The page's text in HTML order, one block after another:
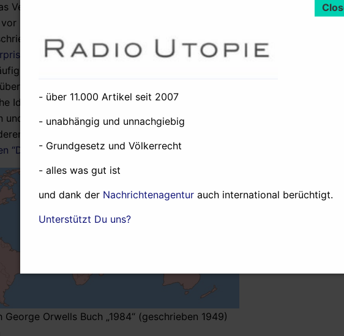
Verschwinden der Staaten selbst ist, seit Beginn der „Globalisierung“
bald 25 Jahren. Ein Vordenker dieses Neoimperialismus und
nach dem Zusammenbruch des konkurrierenden Imperiums
Institute” die bis heute quer durch die Nomenklatura geläufige
als “Kampf der Kulturen” zitiert. Später präzisierte Huntington diese
den gezielt auf die Demokratien in Europa angesetzten Ableger
Ideologie im Buch “The Clash of Civilizations and the Remaking of World
die Neuauflage der Weltordnung”). Samuel P. Huntington beschwor
Ersatz durch Blöcke von “Zivilisationen”, bzw “Kulturen” (s.o.).
“Davos-Menschen”(ausführlicher Bericht dazu
Orwells Buch „1984“ (geschrieben 1949)
- über 11.000 Artikel seit 2007
- unabhängig und unnachgiebig
- Grundgesetz und Völkerrecht
- alles was gut ist
und dank der Nachrichtenagentur auch international berüchtigt.
Unterstützt Du uns?